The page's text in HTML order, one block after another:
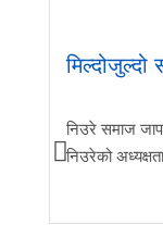
निउरे समाज
निउरेको